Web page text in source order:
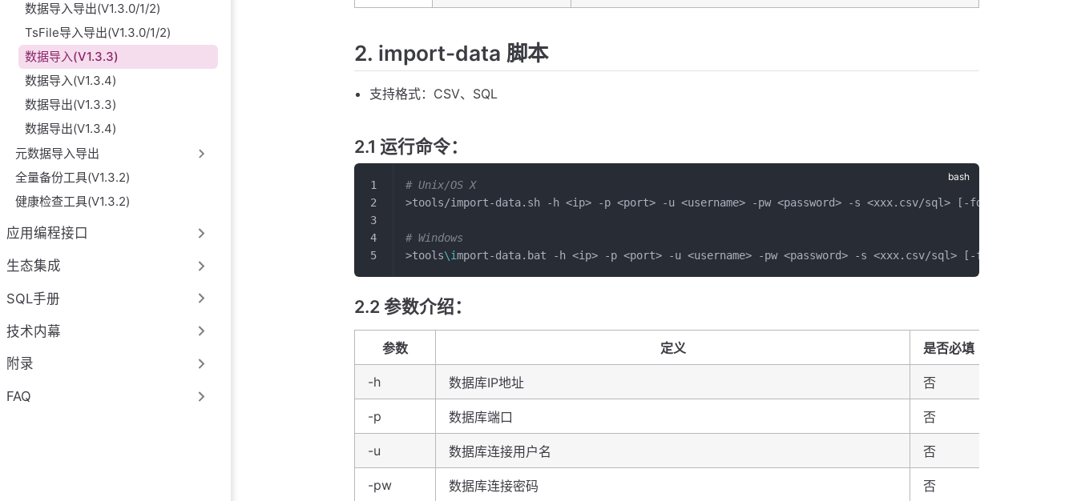
数据导入导出(V1.3.0/1/2)
TsFile导入导出(V1.3.0/1/2)
数据导入(V1.3.3)
数据导入(V1.3.4)
数据导出(V1.3.3)
数据导出(V1.3.4)
元数据导入导出
全量备份工具(V1.3.2)
健康检查工具(V1.3.2)
应用编程接口
生态集成
SQL手册
技术内幕
附录
FAQ
2. import-data 脚本
支持格式：CSV、SQL
2.1 运行命令：
# Unix/OS X
>tools/import-data.sh -h <ip> -p <port> -u <username> -pw <password> -s <xxx.csv/sql> [-fd
# Windows
>tools\import-data.bat -h <ip> -p <port> -u <username> -pw <password> -s <xxx.csv/sql> [-fd
2.2 参数介绍：
参数 定义 是否必填
-h 数据库IP地址 否
-p 数据库端口 否
-u 数据库连接用户名 否
-pw 数据库连接密码 否